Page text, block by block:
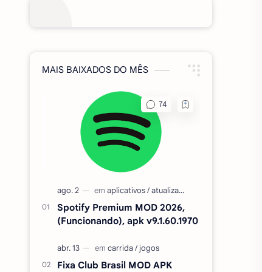
MAIS BAIXADOS DO MÊS
Spotify Premium MOD 2026,
(Funcionando), apk v9.1.60.1970
Fixa Club Brasil MOD APK